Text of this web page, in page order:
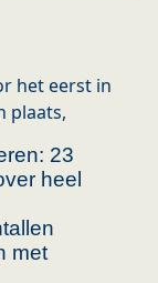
het eerst in
plaats,
23
heel
met